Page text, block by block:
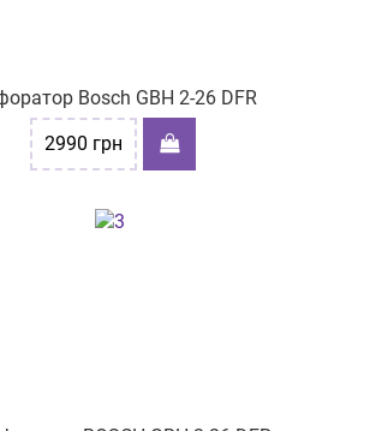
Bosch GBH 2-26 DFR
2990 грн